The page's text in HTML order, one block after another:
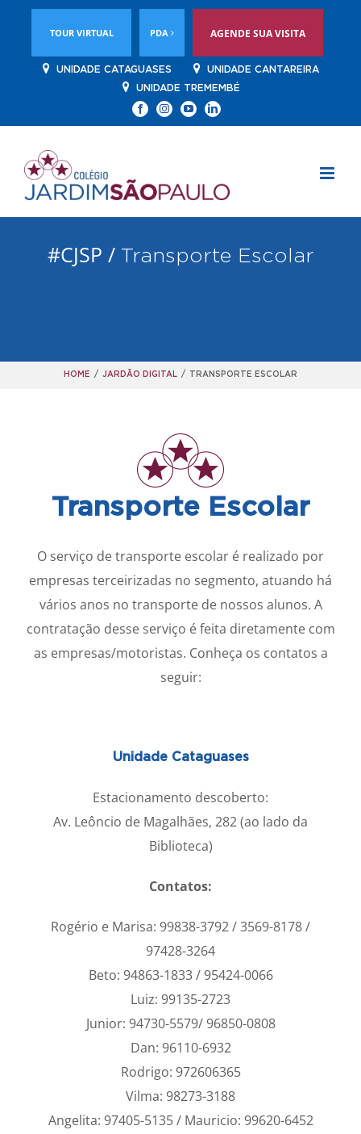
TOUR VIRTUAL PDA AGENDE SUA VISITA
UNIDADE CATAGUASES
UNIDADE CANTAREIRA
UNIDADE TREMEMBÉ
FacebookInstagramYouTubeLinkedin
#CJSP / Transporte Escolar
HOME / JARDÃO DIGITAL / TRANSPORTE ESCOLAR
Transporte Escolar
O serviço de transporte escolar é realizado por
empresas terceirizadas no segmento, atuando há
vários anos no transporte de nossos alunos. A
contratação desse serviço é feita diretamente com
as empresas/motoristas. Conheça os contatos a
seguir:
Unidade Cataguases
Estacionamento descoberto:
Av. Leôncio de Magalhães, 282 (ao lado da
Biblioteca)
Contatos:
Rogério e Marisa: 99838-3792 / 3569-8178 /
97428-3264
Beto: 94863-1833 / 95424-0066
Luiz: 99135-2723
Junior: 94730-5579/ 96850-0808
Dan: 96110-6932
Rodrigo: 972606365
Vilma: 98273-3188
Angelita: 97405-5135 / Mauricio: 99620-6452